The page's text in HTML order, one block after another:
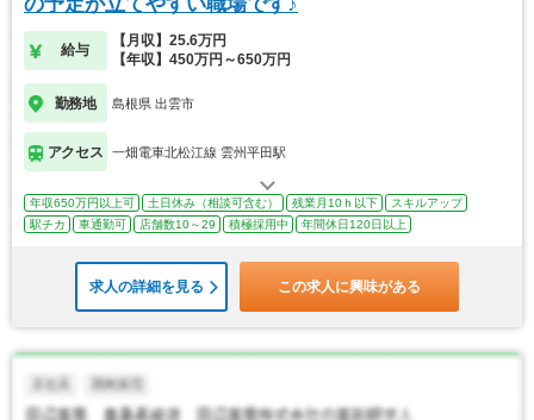
の予定が立てやすい職場です♪
給与
【月収】25.6万円
【年収】450万円～650万円
勤務地 島根県 出雲市
アクセス 一畑電車北松江線 雲州平田駅
年収650万円以上可 土日休み（相談可含む） 残業月10ｈ以下
スキルアップ
駅チカ
車通勤可 店舗数10～29 積極採用中 年間休日120日以上
求人の詳細を見る この求人に興味がある